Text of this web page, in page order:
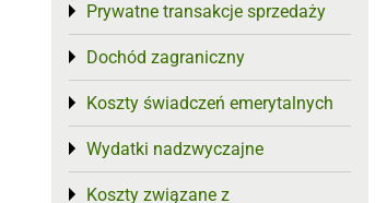
Prywatne transakcje sprzedaży
Toggle menu
Dochód zagraniczny
Toggle menu
Koszty świadczeń emerytalnych
Toggle menu
Wydatki nadzwyczajne
Toggle menu
Koszty związane z
Toggle menu